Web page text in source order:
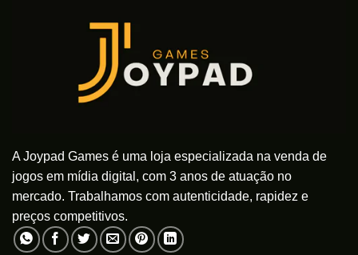
na
página
do
A Joypad Games é uma loja especializada na venda de
jogos em mídia digital, com 3 anos de atuação no
mercado. Trabalhamos com autenticidade, rapidez e
preços competitivos.